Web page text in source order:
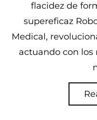
flacidez de
supereficaz
Medical,
actuando con los